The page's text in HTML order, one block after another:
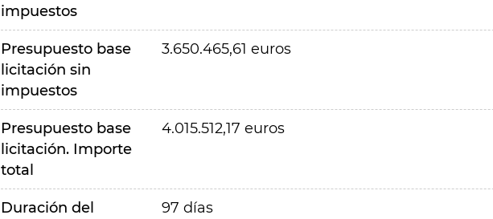
impuestos
Presupuesto base
licitación sin
impuestos
3.650.465,61 euros
Presupuesto base
licitación. Importe
total
4.015.512,17 euros
Duración del
97 días